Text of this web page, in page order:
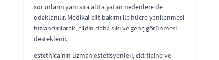
sorunların yanı sıra altta yatan nedenlere de
odaklanılır. Medikal cilt bakımı ile hücre yenilenmesi
hızlandırılarak, cildin daha sıkı ve genç görünmesi
desteklenir.
estethica'nın uzman estetisyenleri, cilt tipine ve